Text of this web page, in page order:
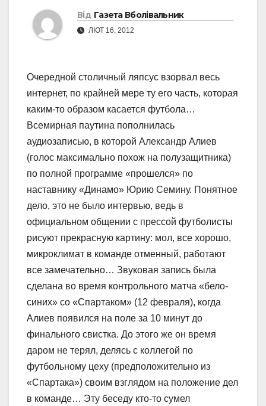
Від Газета Вболівальник
ЛЮТ 16, 2012
Очередной столичный ляпсус взорвал весь
интернет, по крайней мере ту его часть, которая
каким-то образом касается футбола…
Всемирная паутина пополнилась
аудиозаписью, в которой Александр Алиев
(голос максимально похож на полузащитника)
по полной программе «прошелся» по
наставнику «Динамо» Юрию Семину. Понятное
дело, это не было интервью, ведь в
официальном общении с прессой футболисты
рисуют прекрасную картину: мол, все хорошо,
микроклимат в команде отменный, работают
все замечательно… Звуковая запись была
сделана во время контрольного матча «бело-
синих» со «Спартаком» (12 февраля), когда
Алиев появился на поле за 10 минут до
финального свистка. До этого же он время
даром не терял, делясь с коллегой по
футбольному цеху (предположительно из
«Спартака») своим взглядом на положение дел
в команде… Эту беседу кто-то сумел